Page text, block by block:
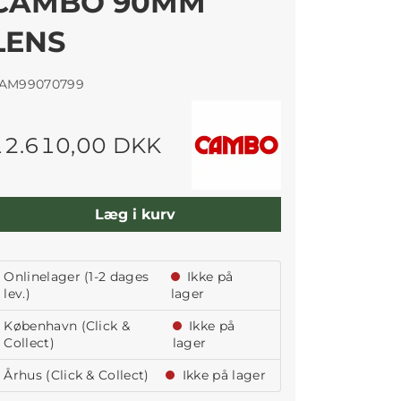
DKK
Læg i kurv
Onlinelager (1-2 dages
lev.)
Ikke på
lager
København (Click &
Collect)
Ikke på
lager
Århus (Click & Collect)
Ikke på lager